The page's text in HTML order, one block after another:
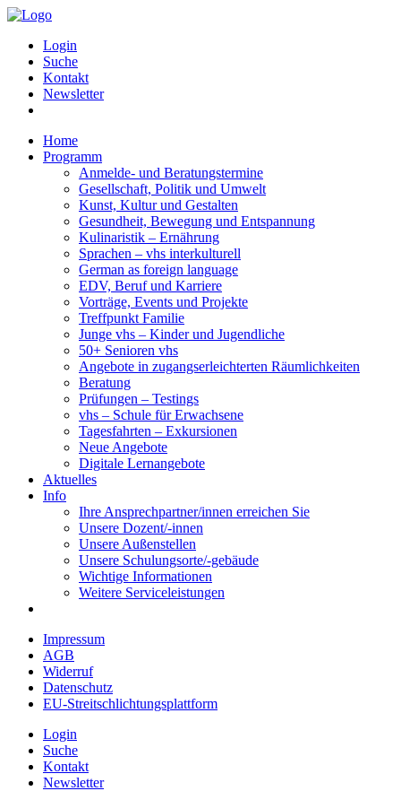
Login
Suche
Kontakt
Newsletter
Home
Programm
Anmelde- und Beratungstermine
Gesellschaft, Politik und Umwelt
Kunst, Kultur und Gestalten
Gesundheit, Bewegung und Entspannung
Kulinaristik – Ernährung
Sprachen – vhs interkulturell
German as foreign language
EDV, Beruf und Karriere
Vorträge, Events und Projekte
Treffpunkt Familie
Junge vhs – Kinder und Jugendliche
50+ Senioren vhs
Angebote in zugangserleichterten Räumlichkeiten
Beratung
Prüfungen – Testings
vhs – Schule für Erwachsene
Tagesfahrten – Exkursionen
Neue Angebote
Digitale Lernangebote
Aktuelles
Info
Ihre Ansprechpartner/innen erreichen Sie
Unsere Dozent/-innen
Unsere Außenstellen
Unsere Schulungsorte/-gebäude
Wichtige Informationen
Weitere Serviceleistungen
Impressum
AGB
Widerruf
Datenschutz
EU-Streitschlichtungsplattform
Login
Suche
Kontakt
Newsletter